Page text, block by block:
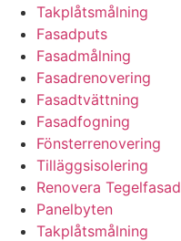
Takplåtsmålning
Fasadputs
Fasadmålning
Fasadrenovering
Fasadtvättning
Fasadfogning
Fönsterrenovering
Tilläggsisolering
Renovera Tegelfasad
Panelbyten
Takplåtsmålning